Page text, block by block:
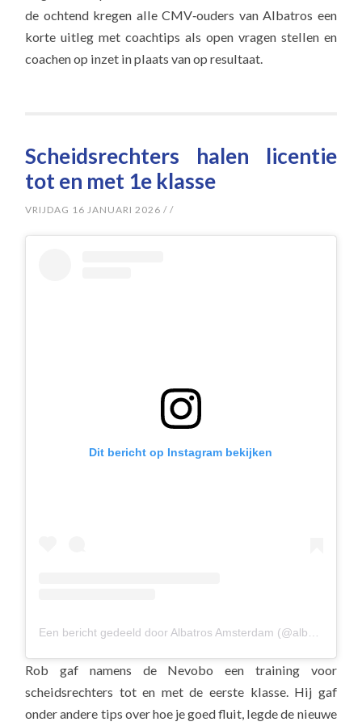
de ochtend kregen alle CMV‑ouders van Albatros een
korte uitleg met coachtips als open vragen stellen en
coachen op inzet in plaats van op resultaat.
Scheidsrechters halen licentie
tot en met 1e klasse
VRIJDAG 16 JANUARI 2026 //
Dit bericht op Instagram bekijken
Rob gaf namens de Nevobo een training voor
scheidsrechters tot en met de eerste klasse. Hij gaf
onder andere tips over hoe je goed fluit, legde de nieuwe